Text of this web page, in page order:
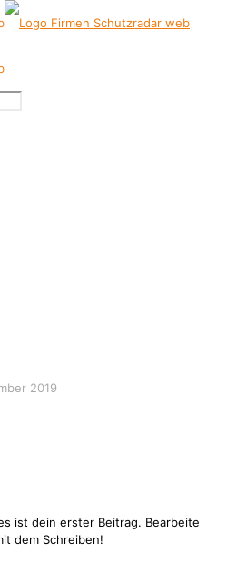
2019
ist dein erster Beitrag. Bearbeite
dem Schreiben!